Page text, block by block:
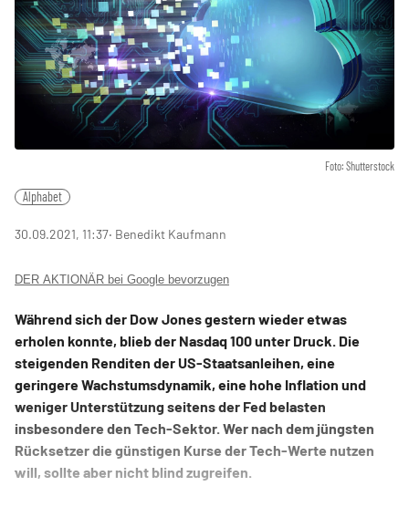
Foto: Shutterstock
Alphabet
30.09.2021, 11:37‧ Benedikt Kaufmann
DER AKTIONÄR bei Google bevorzugen
Während sich der Dow Jones gestern wieder etwas
erholen konnte, blieb der Nasdaq 100 unter Druck. Die
steigenden Renditen der US-Staatsanleihen, eine
geringere Wachstumsdynamik, eine hohe Inflation und
weniger Unterstützung seitens der Fed belasten
insbesondere den Tech-Sektor. Wer nach dem jüngsten
Rücksetzer die günstigen Kurse der Tech-Werte nutzen
will, sollte aber nicht blind zugreifen.